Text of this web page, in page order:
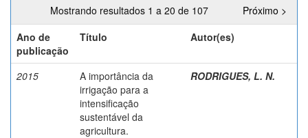
Mostrando resultados 1 a 20 de 107
Próximo >
Ano de
publicação
Título Autor(es)
2015
A importância da
irrigação para a
intensificação
sustentável da
agricultura.
RODRIGUES, L. N.